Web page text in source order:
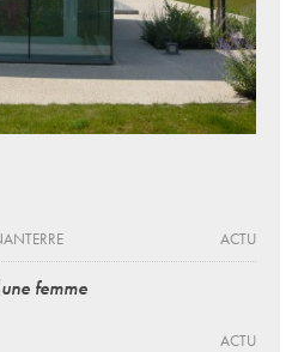
ACTU
femme
ACTU